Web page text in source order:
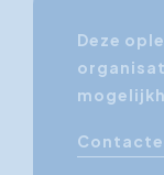
Deze